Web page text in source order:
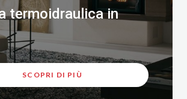
termoidraulica in
SCOPRI DI PIÙ